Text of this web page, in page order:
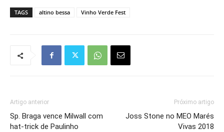
TAGS altino bessa Vinho Verde Fest
Artigo anterior
Sp. Braga vence Milwall com
hat-trick de Paulinho
Próximo artigo
Joss Stone no MEO Marés
Vivas 2018